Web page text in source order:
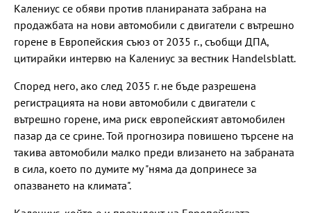
Калениус се обяви против планираната забрана на
продажбата на нови автомобили с двигатели с вътрешно
горене в Европейския съюз от 2035 г., съобщи ДПА,
цитирайки интервю на Калениус за вестник Handelsblatt.
Според него, ако след 2035 г. не бъде разрешена
регистрацията на нови автомобили с двигатели с
вътрешно горене, има риск европейският автомобилен
пазар да се срине. Той прогнозира повишено търсене на
такива автомобили малко преди влизането на забраната
в сила, което по думите му "няма да допринесе за
опазването на климата".